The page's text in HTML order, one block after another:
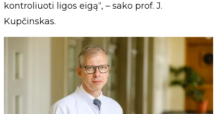
kontroliuoti ligos eigą“, – sako prof. J.
Kupčinskas.